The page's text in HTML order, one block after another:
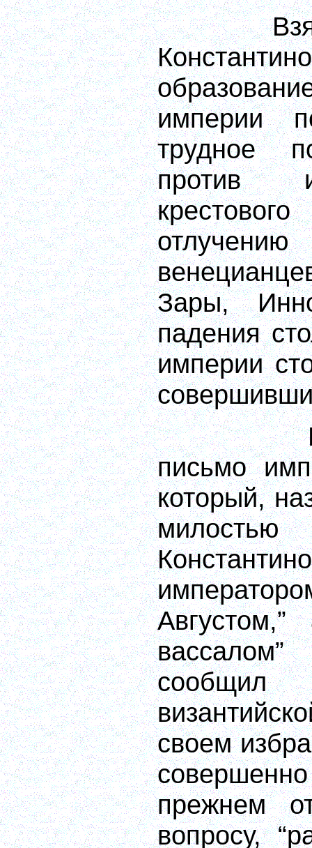
империи
трудное
против
Зары,
падения
империи
письмо
который,
милостью
сообщил
своем
прежнем
вопросу,